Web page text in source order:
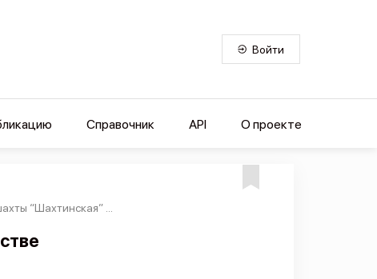
Войти
Справочник API О проекте
“Шахтинская” ...